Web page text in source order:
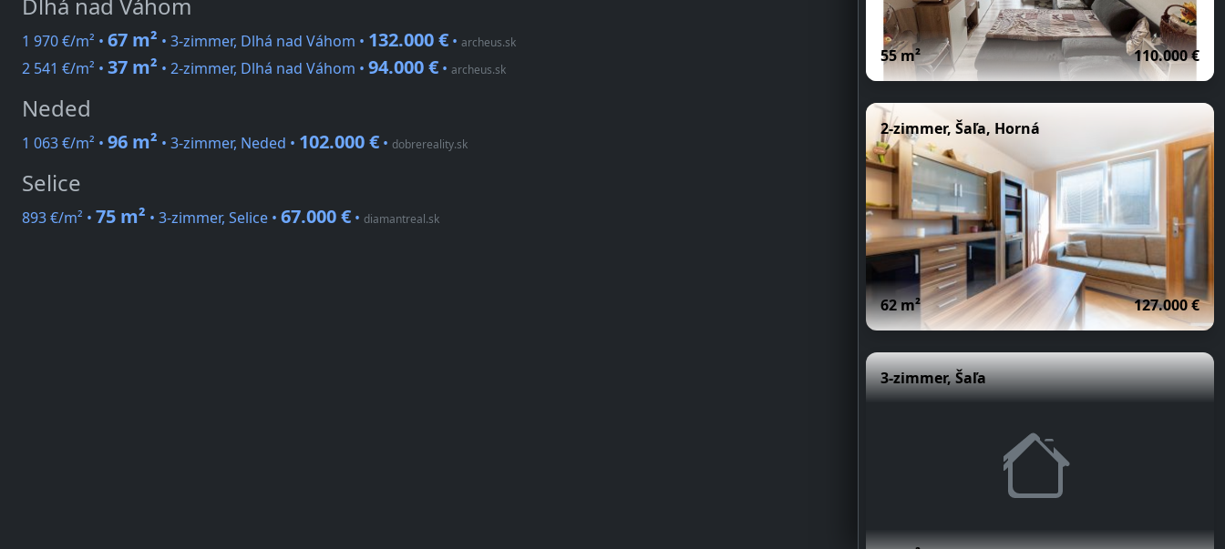
Dlhá nad Váhom
1 970 €/m² • 67 m² • 3-zimmer, Dlhá nad Váhom • 132.000 € • archeus.sk
2 541 €/m² • 37 m² • 2-zimmer, Dlhá nad Váhom • 94.000 € • archeus.sk
Neded
1 063 €/m² • 96 m² • 3-zimmer, Neded • 102.000 € • dobrereality.sk
Selice
893 €/m² • 75 m² • 3-zimmer, Selice • 67.000 € • diamantreal.sk